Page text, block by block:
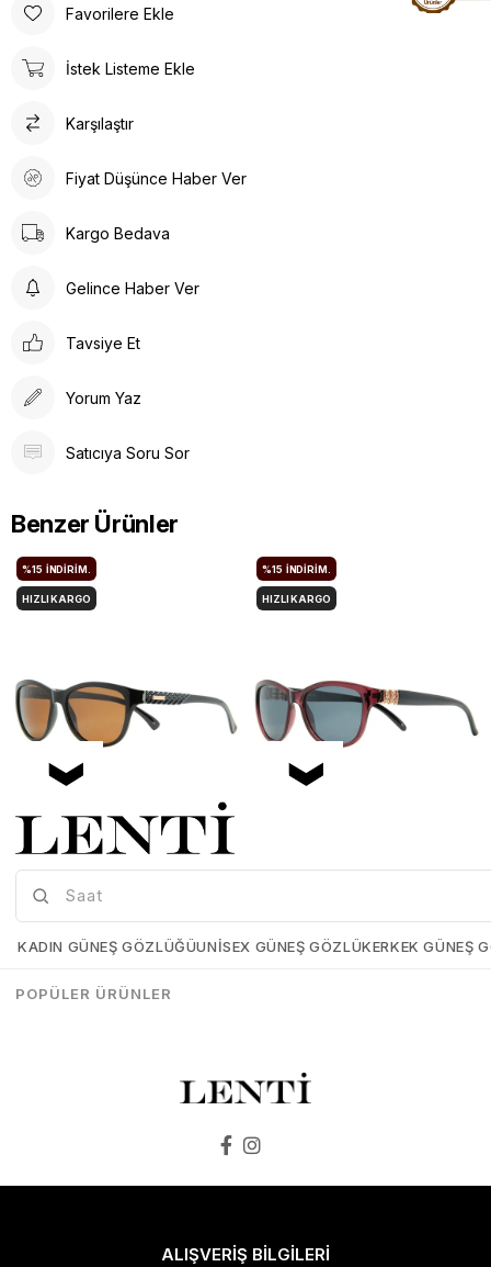
Favorilere Ekle
İstek Listeme Ekle
Karşılaştır
Fiyat Düşünce Haber Ver
Kargo Bedava
Gelince Haber Ver
Tavsiye Et
Yorum Yaz
Satıcıya Soru Sor
Benzer Ürünler
Mia-Maria-OF127-C2-56
%15 İNDIRIM.
HIZLI KARGO
Mia-Maria-OF126-C3-56
%15 İNDIRIM.
HIZLI KARGO
ALIŞVERİŞ BİLGİLERİ
KADIN GÜNEŞ GÖZLÜĞÜUNISEX GÜNEŞ GÖZLÜKERKEK GÜNEŞ
POPÜLER ÜRÜNLER